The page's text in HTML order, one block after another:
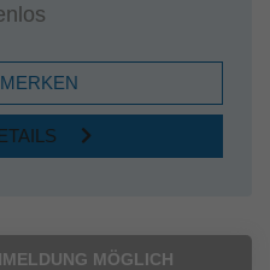
MÖGLICH